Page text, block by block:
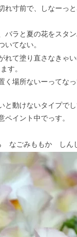
れ寸前で、しなーっと
バラと夏の花をスタ
いてない。
れて塗り直さなきゃ
す。
く場所ないーってな
と動けないタイプでし
ペイント中でっす。
なごみももか しん